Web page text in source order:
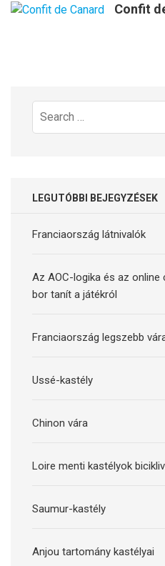
Confit
Search
for:
LEGUTÓBBI BEJEGYZÉSEK
Franciaország látnivalók
Az AOC-logika és az
bor tanít a játékról
Franciaország legszebb
Ussé-kastély
Chinon vára
Loire menti kastélyok
Saumur-kastély
Anjou tartomány kastélyai